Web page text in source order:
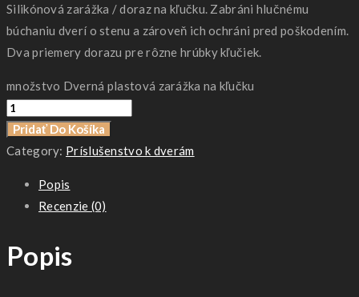
Silikónová zarážka / doraz na kľučku. Zabráni hlučnému
búchaniu dverí o stenu a zároveň ich ochráni pred poškodením.
Dva priemery dorazu pre rôzne hrúbky kľučiek.
množstvo Dverná plastová zarážka na kľučku
Pridať Do Košíka
Category: Príslušenstvo k dverám
Popis
Recenzie (0)
Popis